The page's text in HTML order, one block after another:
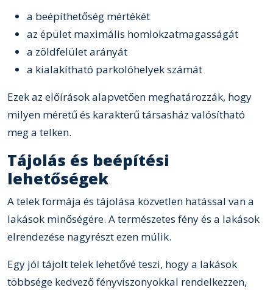
a beépíthetőség mértékét
az épület maximális homlokzatmagasságát
a zöldfelület arányát
a kialakítható parkolóhelyek számát
Ezek az előírások alapvetően meghatározzák, hogy
milyen méretű és karakterű társasház valósítható
meg a telken.
Tájolás és beépítési
lehetőségek
A telek formája és tájolása közvetlen hatással van a
lakások minőségére. A természetes fény és a lakások
elrendezése nagyrészt ezen múlik.
Egy jól tájolt telek lehetővé teszi, hogy a lakások
többsége kedvező fényviszonyokkal rendelkezzen,